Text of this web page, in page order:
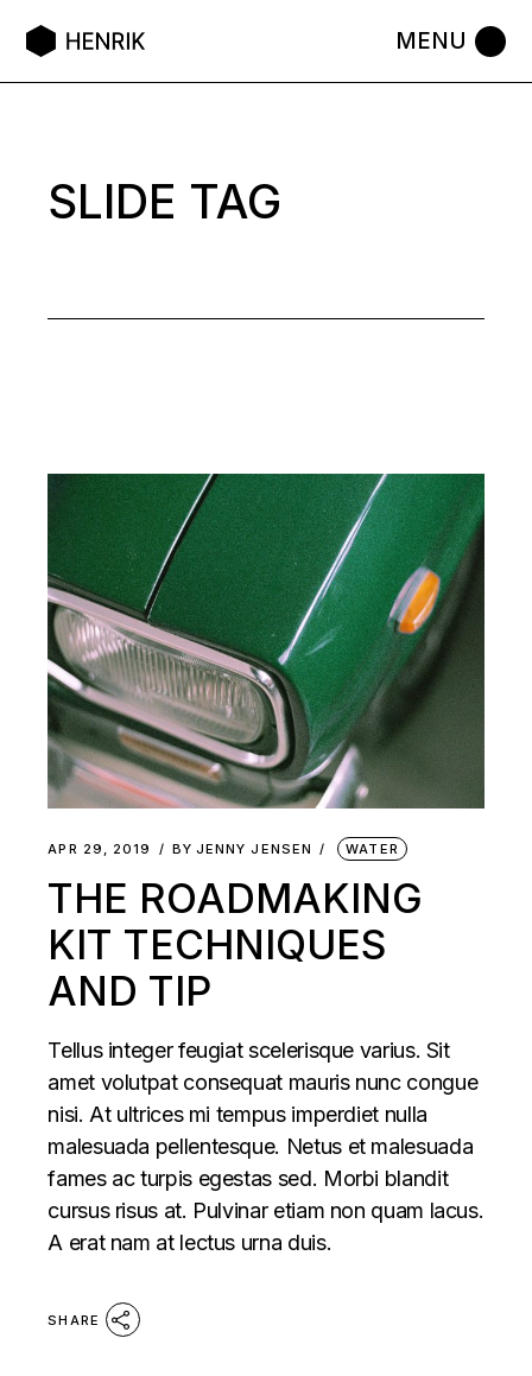
the
SLIDE TAG
APR 29, 2019 BY JENNY JENSEN WATER
THE ROADMAKING
KIT TECHNIQUES
AND TIP
Tellus integer feugiat scelerisque varius. Sit
amet volutpat consequat mauris nunc congue
nisi. At ultrices mi tempus imperdiet nulla
malesuada pellentesque. Netus et malesuada
fames ac turpis egestas sed. Morbi blandit
cursus risus at. Pulvinar etiam non quam lacus.
A erat nam at lectus urna duis.
SHARE